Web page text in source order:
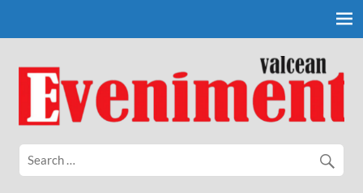
Eveniment Valcean